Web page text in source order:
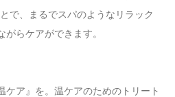
で、まるでスパのようなリラック
らケアができます。
ケア』を。温ケアのためのトリート